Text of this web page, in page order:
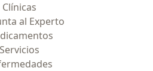
Clínicas
al Experto
Servicios